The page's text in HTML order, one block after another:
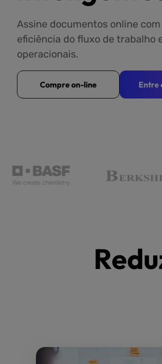
Assine documentos online
eficiência do fluxo de trabalho
operacionais.
Compre on-line Entre